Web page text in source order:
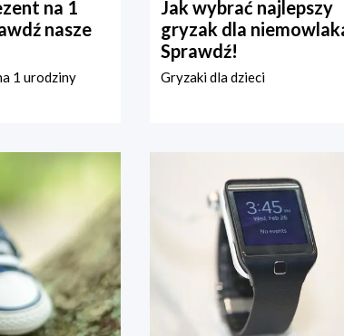
na 1
nasze
1 urodziny
Jak wybrać najlepszy
gryzak dla
Sprawdź!
Gryzaki dla dzieci